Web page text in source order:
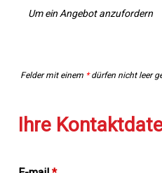
Um ein Angebot anzufordern
Felder mit einem *dürfen nicht leer
Ihre